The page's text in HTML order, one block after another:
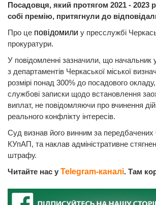
Посадовця, який протягом 2021 - 2023
собі премію, притягнули до
Про це повідомили у пресслужбі
прокуратури.
У повідомленні зазначили, що начальник
з департаментів Черкаської міської
розмірі понад 300% до посадового
службові записки щодо встановлення
виплат, не повідомляючи про вчинення
реального конфлікту інтересів.
Суд визнав його винним за передбачених
КУпАП, та наклав адміністративне
штрафу.
Читайте нас у Telegram-каналі. Там